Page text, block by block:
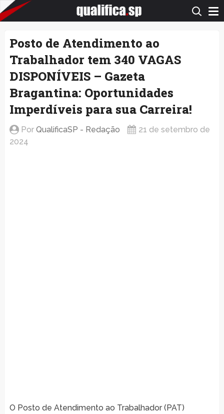
QualificaSP.com
Posto de Atendimento ao
Trabalhador tem 340 VAGAS
DISPONÍVEIS – Gazeta
Bragantina: Oportunidades
Imperdíveis para sua Carreira!
Por QualificaSP - Redação
21 de setembro de
2024
O Posto de Atendimento ao Trabalhador (PAT)